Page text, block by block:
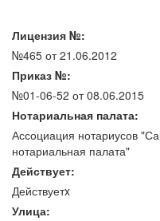
Лицензия №:
№465 от 21.06.2012
Приказ №:
№01-06-52 от 08.06.2015
Нотариальная палата:
Ассоциация нотариусов
нотариальная палата"
Действует:
Действуетx
Улица: